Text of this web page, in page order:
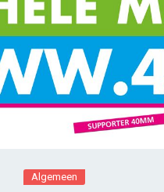
Algemeen